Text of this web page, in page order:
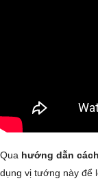
Qua hướng dẫn
dụng vị tướng này để